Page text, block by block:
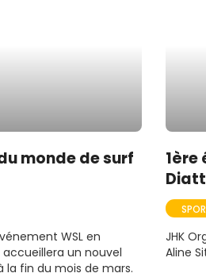
monde de surf
WSL en
accueillera un nouvel
la fin du mois de mars.
1ère
JHK
Aline